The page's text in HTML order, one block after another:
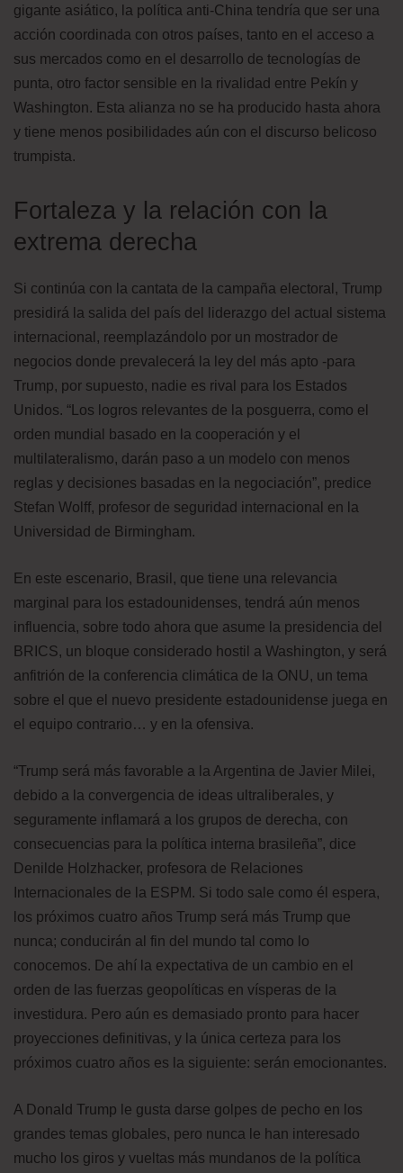
gigante asiático, la política anti-China tendría que ser una
acción coordinada con otros países, tanto en el acceso a
sus mercados como en el desarrollo de tecnologías de
punta, otro factor sensible en la rivalidad entre Pekín y
Washington. Esta alianza no se ha producido hasta ahora
y tiene menos posibilidades aún con el discurso belicoso
trumpista.
Fortaleza y la relación con la
extrema derecha
Si continúa con la cantata de la campaña electoral, Trump
presidirá la salida del país del liderazgo del actual sistema
internacional, reemplazándolo por un mostrador de
negocios donde prevalecerá la ley del más apto -para
Trump, por supuesto, nadie es rival para los Estados
Unidos. “Los logros relevantes de la posguerra, como el
orden mundial basado en la cooperación y el
multilateralismo, darán paso a un modelo con menos
reglas y decisiones basadas en la negociación”, predice
Stefan Wolff, profesor de seguridad internacional en la
Universidad de Birmingham.
En este escenario, Brasil, que tiene una relevancia
marginal para los estadounidenses, tendrá aún menos
influencia, sobre todo ahora que asume la presidencia del
BRICS, un bloque considerado hostil a Washington, y será
anfitrión de la conferencia climática de la ONU, un tema
sobre el que el nuevo presidente estadounidense juega en
el equipo contrario… y en la ofensiva.
“Trump será más favorable a la Argentina de Javier Milei,
debido a la convergencia de ideas ultraliberales, y
seguramente inflamará a los grupos de derecha, con
consecuencias para la política interna brasileña”, dice
Denilde Holzhacker, profesora de Relaciones
Internacionales de la ESPM. Si todo sale como él espera,
los próximos cuatro años Trump será más Trump que
nunca; conducirán al fin del mundo tal como lo
conocemos. De ahí la expectativa de un cambio en el
orden de las fuerzas geopolíticas en vísperas de la
investidura. Pero aún es demasiado pronto para hacer
proyecciones definitivas, y la única certeza para los
próximos cuatro años es la siguiente: serán emocionantes.
A Donald Trump le gusta darse golpes de pecho en los
grandes temas globales, pero nunca le han interesado
mucho los giros y vueltas más mundanos de la política